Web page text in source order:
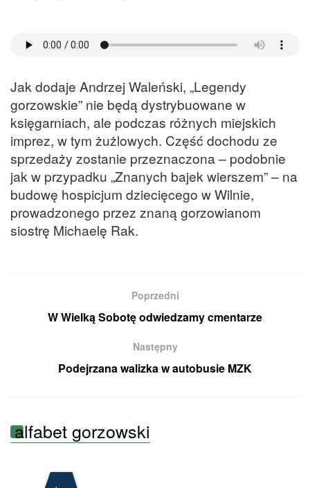
Jak dodaje Andrzej Waleński, „Legendy
gorzowskie” nie będą dystrybuowane w
księgarniach, ale podczas różnych miejskich
imprez, w tym żużlowych. Część dochodu ze
sprzedaży zostanie przeznaczona – podobnie
jak w przypadku „Znanych bajek wierszem” – na
budowę hospicjum dziecięcego w Wilnie,
prowadzonego przez znaną gorzowianom
siostrę Michaelę Rak.
Poprzedni
W Wielką Sobotę odwiedzamy cmentarze
Następny
Podejrzana walizka w autobusie MZK
alfabet gorzowski